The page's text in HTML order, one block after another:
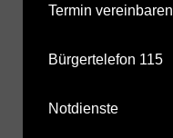
Termin vereinbaren
Bürgertelefon 115
Notdienste